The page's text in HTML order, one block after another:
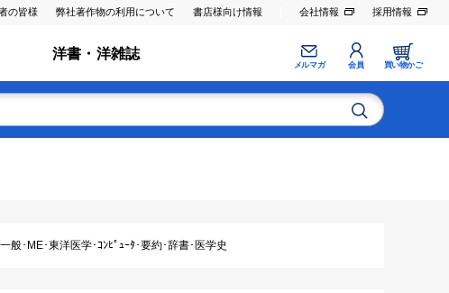
の皆様 弊社著作物の利用について 書店様向け情報 会社情報 採用情報
洋書・洋雑誌
メルマガ 会員 買い物かご
般･ME･東洋医学･ｺﾝﾋﾟｭｰﾀ･要約･辞書･医学史